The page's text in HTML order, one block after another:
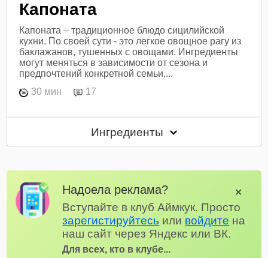
Капоната
Капоната – традиционное блюдо сицилийской
кухни. По своей сути - это легкое овощное рагу из
баклажанов, тушенных с овощами. Ингредиенты
могут меняться в зависимости от сезона и
предпочтений конкретной семьи,...
30 мин
17
Ингредиенты
Надоела реклама?
Вступайте в клуб Аймкук. Просто
зарегистируйтесь или войдите на
наш сайт через Яндекс или ВК.
Для всех, кто в клубе...
✕